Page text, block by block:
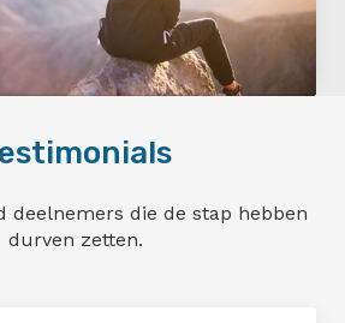
deelnemers die de stap hebben
durven zetten.